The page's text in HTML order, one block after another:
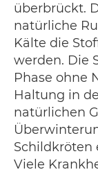
überbrückt.
natürliche
Kälte die
werden. Die
Phase ohne
Haltung in
natürlichen
Schildkröten
Viele